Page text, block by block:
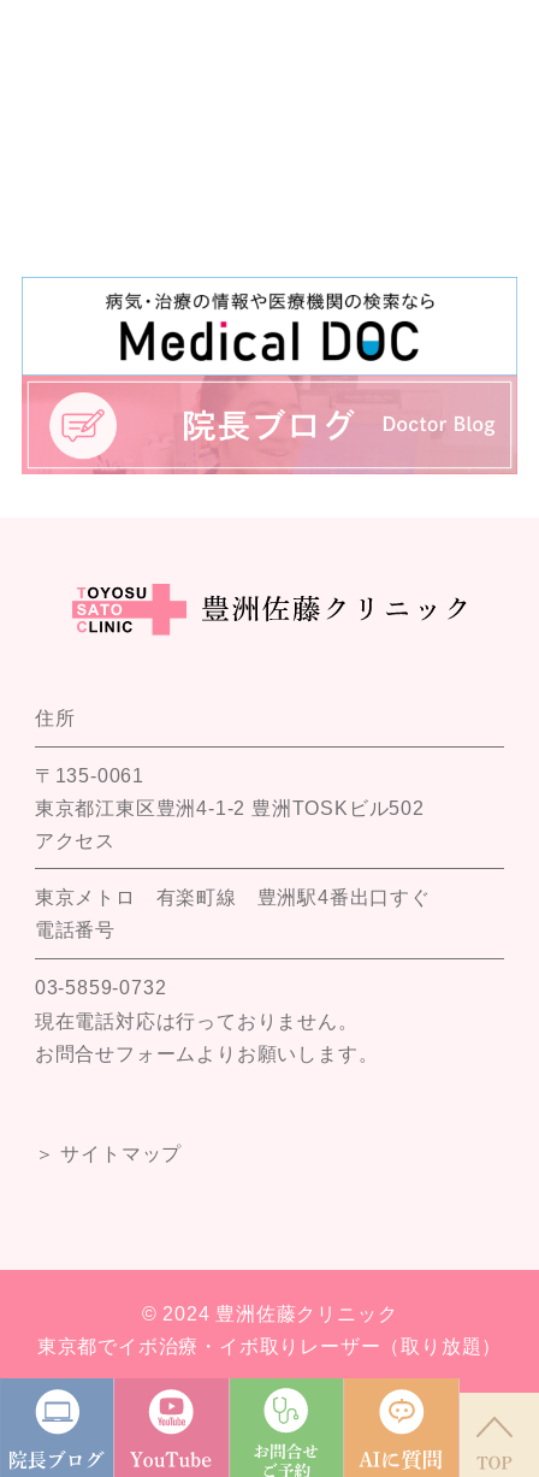
住所
〒135-0061
東京都江東区豊洲4-1-2 豊洲TOSKビル502
アクセス
東京メトロ 有楽町線 豊洲駅4番出口すぐ
電話番号
03-5859-0732
現在電話対応は行っておりません。
お問合せフォームよりお願いします。
＞ サイトマップ
© 2024 豊洲佐藤クリニック
東京都でイボ治療・イボ取りレーザー（取り放題）